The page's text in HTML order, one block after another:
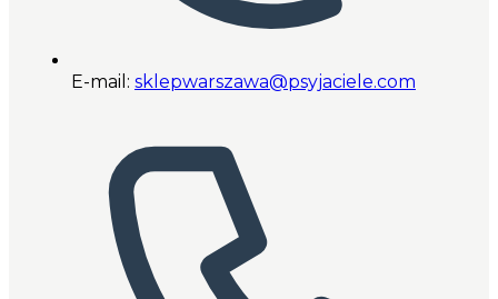
E-mail: sklepwarszawa@psyjaciele.com